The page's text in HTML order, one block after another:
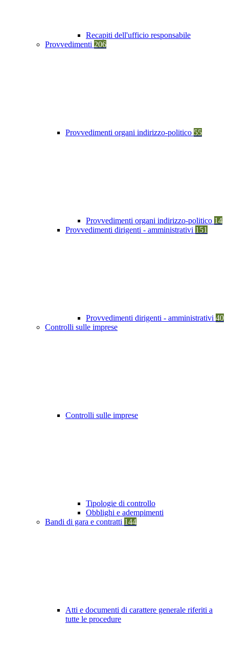
Recapiti dell'ufficio responsabile
Provvedimenti 206
Provvedimenti organi indirizzo-politico 55
Provvedimenti organi indirizzo-politico 14
Provvedimenti dirigenti - amministrativi 151
Provvedimenti dirigenti - amministrativi 40
Controlli sulle imprese
Controlli sulle imprese
Tipologie di controllo
Obblighi e adempimenti
Bandi di gara e contratti 144
Atti e documenti di carattere generale riferiti a
tutte le procedure